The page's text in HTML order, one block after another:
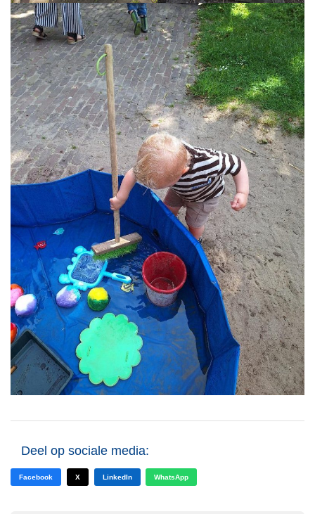
Deel op sociale media:
Facebook X LinkedIn WhatsApp